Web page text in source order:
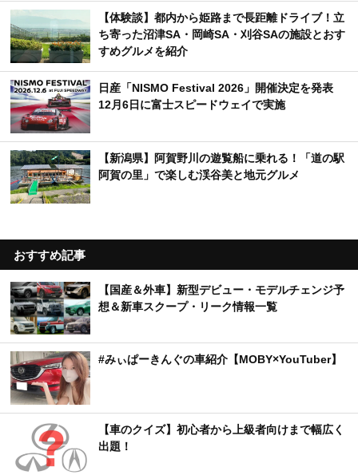
【体験談】都内から姫路まで長距離ドライブ！立
ち寄った沼津SA・岡崎SA・刈谷SAの施設とおす
すめグルメを紹介
日産「NISMO Festival 2026」開催決定を発表
12月6日に富士スピードウェイで実施
【新潟県】阿賀野川の遊覧船に乗れる！「道の駅
阿賀の里」で楽しむ渓谷美と地元グルメ
おすすめ記事
【国産＆外車】新型デビュー・モデルチェンジ予
想＆新車スクープ・リーク情報一覧
#みぃぱーきんぐの車紹介【MOBY×YouTuber】
【車のクイズ】初心者から上級者向けまで幅広く
出題！